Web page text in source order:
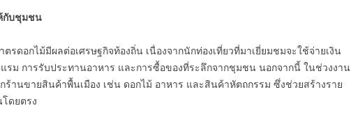
กับชุมชน
รดอกไม้มีผลต่อเศรษฐกิจท้องถิ่น เนื่องจากนักท่องเที่ยวที่มาเยี่ยมชมจะใช้จ่ายเงิน
แรม การรับประทานอาหาร และการซื้อของที่ระลึกจากชุมชน นอกจากนี้ ในช่วงงาน
ร้านขายสินค้าพื้นเมือง เช่น ดอกไม้ อาหาร และสินค้าหัตถกรรม ซึ่งช่วยสร้างราย
ดยตรง